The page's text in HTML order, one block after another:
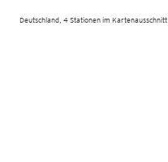
Deutschland, 4 Stationen im Kartenausschnitt